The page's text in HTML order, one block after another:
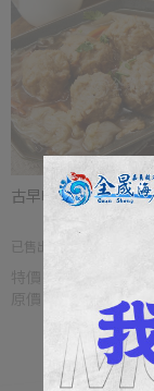
古早味獅子頭